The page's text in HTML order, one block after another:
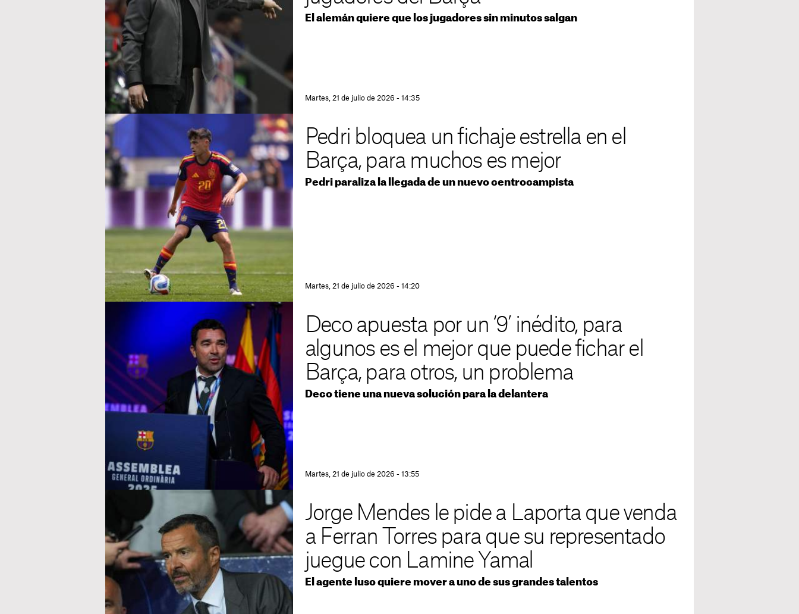
El alemán quiere que los jugadores sin minutos salgan
Martes, 21 de julio de 2026 - 14:35
Pedri bloquea un fichaje estrella en el
Barça, para muchos es mejor
Pedri paraliza la llegada de un nuevo centrocampista
Martes, 21 de julio de 2026 - 14:20
Deco apuesta por un ‘9’ inédito, para
algunos es el mejor que puede fichar el
Barça, para otros, un problema
Deco tiene una nueva solución para la delantera
Martes, 21 de julio de 2026 - 13:55
Jorge Mendes le pide a Laporta que venda
a Ferran Torres para que su representado
juegue con Lamine Yamal
El agente luso quiere mover a uno de sus grandes talentos